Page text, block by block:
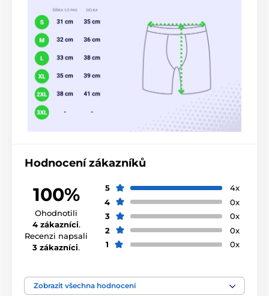
Hodnocení zákazníků
100%
Ohodnotili
4 zákazníci.
Recenzi napsali
3 zákazníci.
5
4x
4
0x
3
0x
2
0x
1
0x
Zobrazit všechna hodnocení